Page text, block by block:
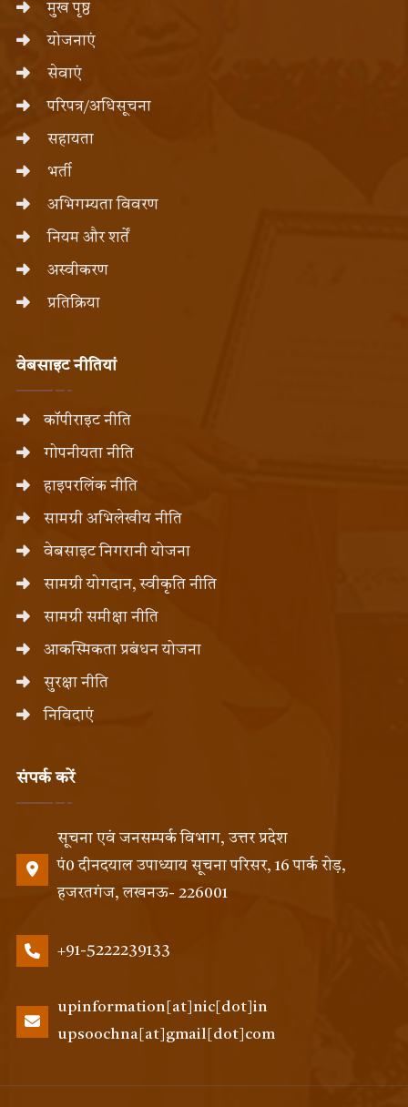
मुख पृष्ठ
योजनाएं
सेवाएं
परिपत्र/अधिसूचना
सहायता
भर्ती
अभिगम्यता विवरण
नियम और शर्तें
अस्वीकरण
प्रतिक्रिया
वेबसाइट नीतियां
कॉपीराइट नीति
गोपनीयता नीति
हाइपरलिंक नीति
सामग्री अभिलेखीय नीति
वेबसाइट निगरानी योजना
सामग्री योगदान, स्वीकृति नीति
सामग्री समीक्षा नीति
आकस्मिकता प्रबंधन योजना
सुरक्षा नीति
निविदाएं
संपर्क करें
सूचना एवं जनसम्पर्क विभाग, उत्तर प्रदेश
पं0 दीनदयाल उपाध्याय सूचना परिसर, 16 पार्क रोड़,
हजरतगंज, लखनऊ- 226001
+91-5222239133
upinformation[at]nic[dot]in
upsoochna[at]gmail[dot]com